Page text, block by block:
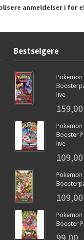
anmeldelser i for
Bestselgere
Pokemon
live
159,00
Pokemon
Booster
live
109,00
Pokemon
109,00
Booster
99,00